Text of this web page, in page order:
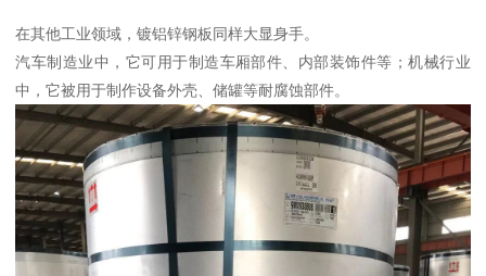
在其他工业领域，镀铝锌钢板同样大显身手。
汽车制造业中，它可用于制造车厢部件、内部装饰件等；机械行业
中，它被用于制作设备外壳、储罐等耐腐蚀部件。